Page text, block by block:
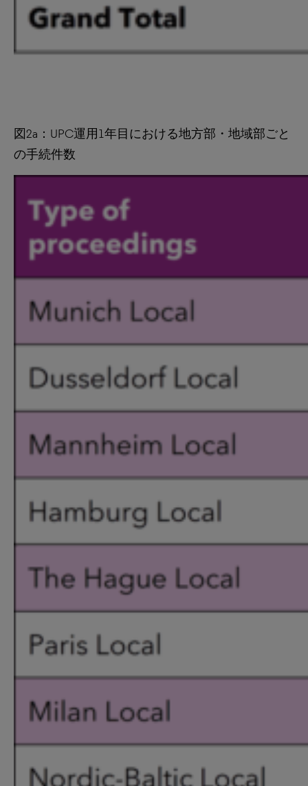
図2a：UPC運用1年目における地方部・地域部ごと
の手続件数